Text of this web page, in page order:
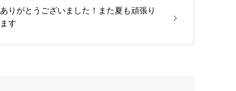
ありがとうございました！また夏も頑張り
ます